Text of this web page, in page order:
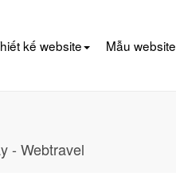
kế website Mẫu website
- Webtravel